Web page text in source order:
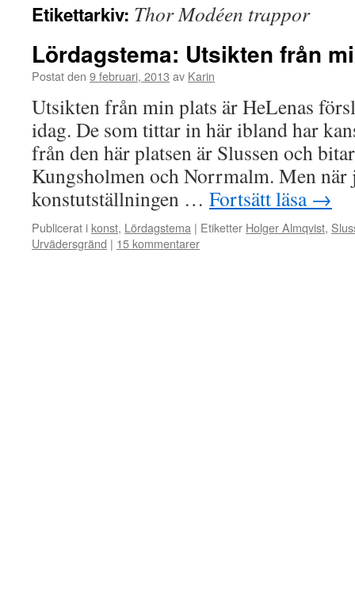
Etikettarkiv: Thor Modéen trappor
Lördagstema: Utsikten från
Postat den 9 februari, 2013 av Karin
Utsikten från min plats är HeLenas
idag. De som tittar in här ibland har
från den här platsen är Slussen och
Kungsholmen och Norrmalm. Men när
konstutställningen … Fortsätt läsa →
Publicerat i konst, Lördagstema | Etiketter Holger Almqvist,
Urvädersgränd | 15 kommentarer